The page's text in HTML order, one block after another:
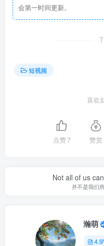
会第一时间更新。
短视频
喜欢
点赞7 赞赏
Not all of us
并不是我们
瀚萌